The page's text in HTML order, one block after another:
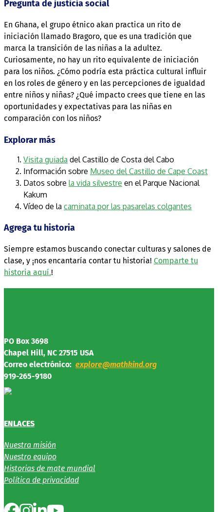
Pregunta de justicia social
En Ghana, el grupo étnico akan practica un rito de
iniciación llamado Bragoro, que es una tradición que
marca la transición de las niñas a la adultez.
Curiosamente, no hay un rito equivalente de iniciación
para los niños. ¿Cómo podría esta práctica cultural influir
en los roles de género y en las percepciones de igualdad
entre niños y niñas? ¿Qué impacto crees que tiene en las
oportunidades y expectativas para las niñas en
comparación con los niños?
Explorar más
Visita guiada del Castillo de Costa del Cabo
Información sobre Museo del Castillo de Cape Coast
Datos sobre la vida silvestre en el Parque Nacional
Kakum
Vídeo de la caminata por las pasarelas colgantes
Agrega tu historia
Siempre estamos buscando conectar culturas y salones de
clase, y ¡nos encantaría contar tu historia! Comparte tu
historia aquí.!
PO Box 3698
Chapel Hill, NC 27515 USA
Correo electrónico: explore@mathkind.org
919-265-9180
ENLACES
Nuestra misión
Nuestro equipo
Historias de mate mundial
Política de privacidad